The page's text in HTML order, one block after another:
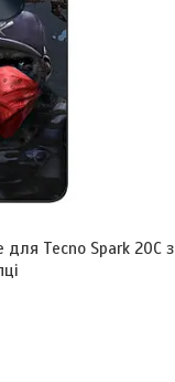
для Tecno Spark 20C з